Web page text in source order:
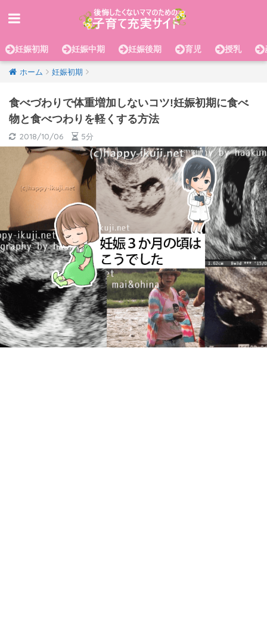
妊娠初期 妊娠中期 妊娠後期 育児 授乳
ホーム 妊娠初期
食べづわりで体重増加しないコツ!妊娠初期に食べ
物と食べつわりを軽くする方法
2018/10/06 5分